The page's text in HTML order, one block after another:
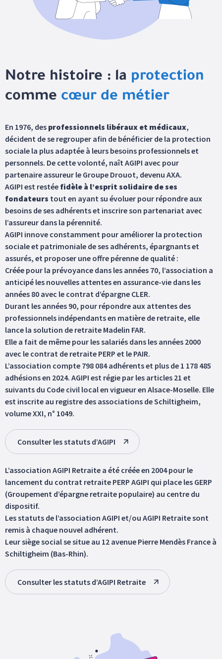
Notre histoire : la protection
comme cœur de métier
En 1976, des professionnels libéraux et médicaux,
décident de se regrouper afin de bénéficier de la protection
sociale la plus adaptée à leurs besoins professionnels et
personnels. De cette volonté, naît AGIPI avec pour
partenaire assureur le Groupe Drouot, devenu AXA.
AGIPI est restée fidèle à l’esprit solidaire de ses
fondateurs tout en ayant su évoluer pour répondre aux
besoins de ses adhérents et inscrire son partenariat avec
l’assureur dans la pérennité.
AGIPI innove constamment pour améliorer la protection
sociale et patrimoniale de ses adhérents, épargnants et
assurés, et proposer une offre pérenne de qualité :
Créée pour la prévoyance dans les années 70, l’association a
anticipé les nouvelles attentes en assurance-vie dans les
années 80 avec le contrat d’épargne CLER.
Durant les années 90, pour répondre aux attentes des
professionnels indépendants en matière de retraite, elle
lance la solution de retraite Madelin FAR.
Elle a fait de même pour les salariés dans les années 2000
avec le contrat de retraite PERP et le PAIR.
L’association compte 798 084 adhérents et plus de 1 178 485
adhésions en 2024. AGIPI est régie par les articles 21 et
suivants du Code civil local en vigueur en Alsace-Moselle. Elle
est inscrite au registre des associations de Schiltigheim,
volume XXI, n° 1049.
Consulter les statuts d’AGIPI
L’association AGIPI Retraite a été créée en 2004 pour le
lancement du contrat retraite PERP AGIPI qui place les GERP
(Groupement d’épargne retraite populaire) au centre du
dispositif.
Les statuts de l’association AGIPI et/ou AGIPI Retraite sont
remis à chaque nouvel adhérent.
Leur siège social se situe au 12 avenue Pierre Mendès France à
Schiltigheim (Bas-Rhin).
Consulter les statuts d’AGIPI Retraite